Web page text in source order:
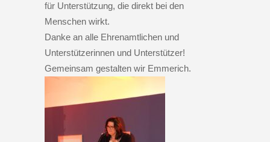
für Unterstützung, die direkt bei den
Menschen wirkt.
Danke an alle Ehrenamtlichen und
Unterstützerinnen und Unterstützer!
Gemeinsam gestalten wir Emmerich.